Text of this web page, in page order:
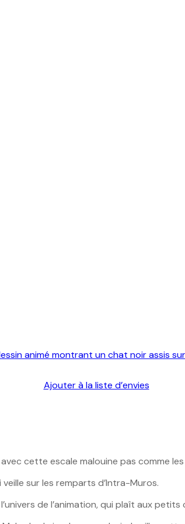
Ajouter à la liste d’envies
cette escale malouine pas comme
sur les remparts d’Intra-Muros.
de l’animation, qui plaît aux petits